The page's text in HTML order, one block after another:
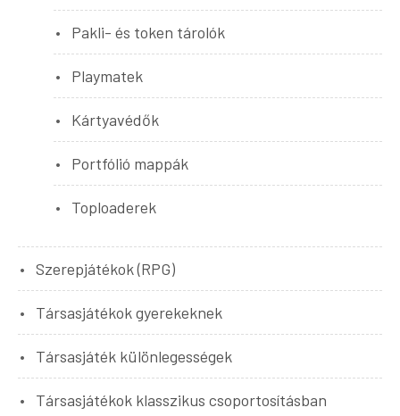
Pakli- és token tárolók
Playmatek
Kártyavédők
Portfólió mappák
Toploaderek
Szerepjátékok (RPG)
Társasjátékok gyerekeknek
Társasjáték különlegességek
Társasjátékok klasszikus csoportosításban